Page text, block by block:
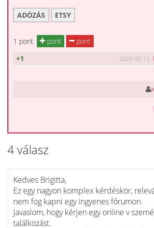
ADÓZÁS ETSY
1 pont pont
pont
+1
2026.05.12.
4 válasz
Kedves Brigitta,
Ez egy nagyon komplex kérdéskör,
nem fog kapni egy ingyenes fórumon.
Javaslom, hogy kérjen egy online v
találkozást.